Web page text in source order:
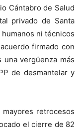
Cántabro de Salud
privado de Santa
ni técnicos
firmado con
vergüenza más
de desmantelar y
retrocesos
el cierre de 82